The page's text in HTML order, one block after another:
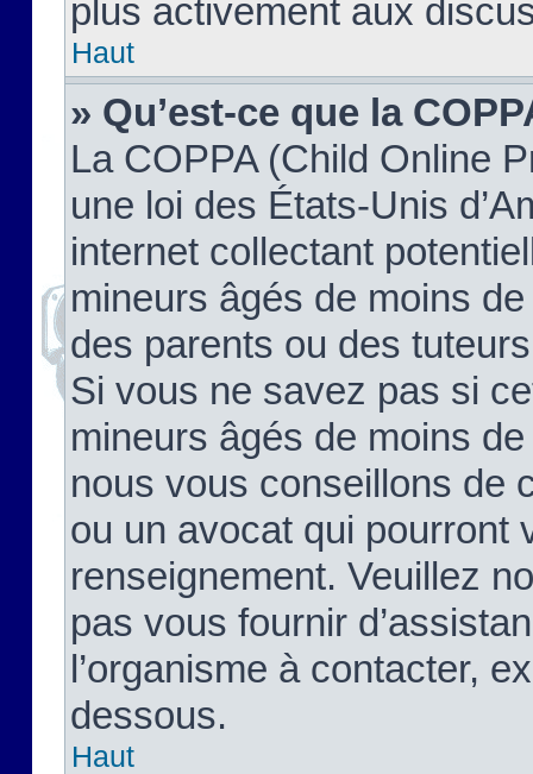
plus activement aux
Haut
» Qu’est-ce que la
La COPPA (Child Online
une loi des États-Unis
internet collectant
mineurs âgés de moins
des parents ou des
Si vous ne savez pas si
mineurs âgés de moins
nous vous conseillons de
ou un avocat qui pourront
renseignement. Veuillez
pas vous fournir
l’organisme à contacter,
dessous.
Haut